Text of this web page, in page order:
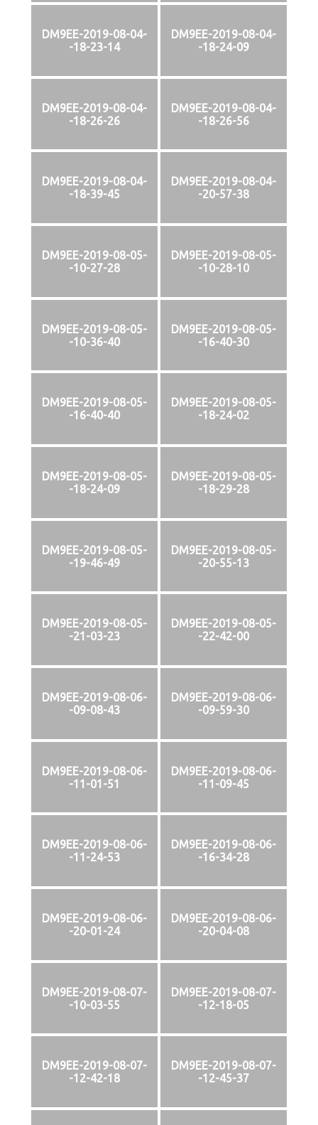
DM9EE-2019-08-04-
-18-23-14
DM9EE-2019-08-04-
-18-24-09
DM9EE-2019-08-04-
-18-26-26
DM9EE-2019-08-04-
-18-26-56
DM9EE-2019-08-04-
-18-39-45
DM9EE-2019-08-04-
-20-57-38
DM9EE-2019-08-05-
-10-27-28
DM9EE-2019-08-05-
-10-28-10
DM9EE-2019-08-05-
-10-36-40
DM9EE-2019-08-05-
-16-40-30
DM9EE-2019-08-05-
-16-40-40
DM9EE-2019-08-05-
-18-24-02
DM9EE-2019-08-05-
-18-24-09
DM9EE-2019-08-05-
-18-29-28
DM9EE-2019-08-05-
-19-46-49
DM9EE-2019-08-05-
-20-55-13
DM9EE-2019-08-05-
-21-03-23
DM9EE-2019-08-05-
-22-42-00
DM9EE-2019-08-06-
-09-08-43
DM9EE-2019-08-06-
-09-59-30
DM9EE-2019-08-06-
-11-01-51
DM9EE-2019-08-06-
-11-09-45
DM9EE-2019-08-06-
-11-24-53
DM9EE-2019-08-06-
-16-34-28
DM9EE-2019-08-06-
-20-01-24
DM9EE-2019-08-06-
-20-04-08
DM9EE-2019-08-07-
-10-03-55
DM9EE-2019-08-07-
-12-18-05
DM9EE-2019-08-07-
-12-42-18
DM9EE-2019-08-07-
-12-45-37